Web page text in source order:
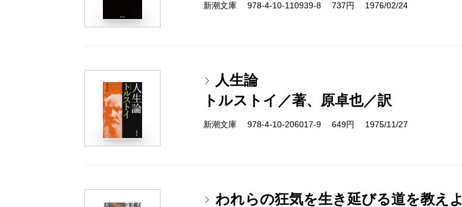
新潮文庫 978-4-10-110939-8 737円 1976/02/24
人生論
トルストイ／著、原卓也／訳
新潮文庫 978-4-10-206017-9 649円 1975/11/27
われらの狂気を生き延びる道を教えよ